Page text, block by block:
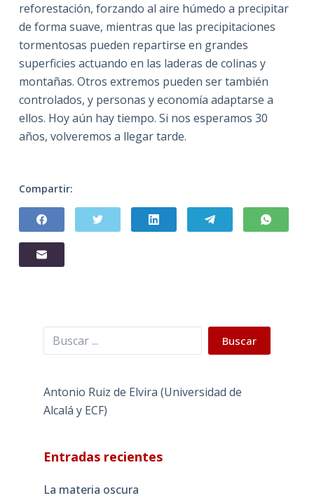
reforestación, forzando al aire húmedo a precipitar
de forma suave, mientras que las precipitaciones
tormentosas pueden repartirse en grandes
superficies actuando en las laderas de colinas y
montañas. Otros extremos pueden ser también
controlados, y personas y economía adaptarse a
ellos. Hoy aún hay tiempo. Si nos esperamos 30
años, volveremos a llegar tarde.
Compartir:
Buscar Buscar
Antonio Ruiz de Elvira (Universidad de
Alcalá y ECF)
Entradas recientes
La materia oscura